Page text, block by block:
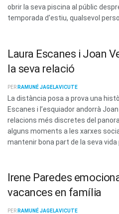
obrir la seva piscina al públic
temporada d'estiu, qualsevol
Laura Escanes i Joan
la seva relació
PER RAMUNÉ JAGELAVICUTE
La distància posa a prova una
Escanes i l’esquiador andorrà
relacions més discretes del
alguns moments a les xarxes
mantenir bona part de la seva vida
Irene Paredes
vacances en família
PER RAMUNÉ JAGELAVICUTE